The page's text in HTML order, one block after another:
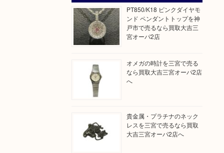
PT850/K18 ピンクダイヤモ
ンド ペンダントトップを神
戸市で売るなら買取大吉三
宮オーパ2店
オメガの時計を三宮で売る
なら買取大吉三宮オーパ2店
へ
貴金属・プラチナのネック
レスを三宮で売るなら買取
大吉三宮オーパ2店へ